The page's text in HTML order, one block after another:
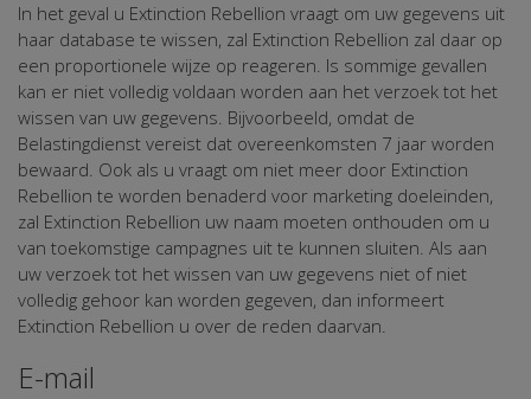
In het geval u Extinction Rebellion vraagt om uw gegevens uit
haar database te wissen, zal Extinction Rebellion zal daar op
een proportionele wijze op reageren. Is sommige gevallen
kan er niet volledig voldaan worden aan het verzoek tot het
wissen van uw gegevens. Bijvoorbeeld, omdat de
Belastingdienst vereist dat overeenkomsten 7 jaar worden
bewaard. Ook als u vraagt om niet meer door Extinction
Rebellion te worden benaderd voor marketing doeleinden,
zal Extinction Rebellion uw naam moeten onthouden om u
van toekomstige campagnes uit te kunnen sluiten. Als aan
uw verzoek tot het wissen van uw gegevens niet of niet
volledig gehoor kan worden gegeven, dan informeert
Extinction Rebellion u over de reden daarvan.
E-mail